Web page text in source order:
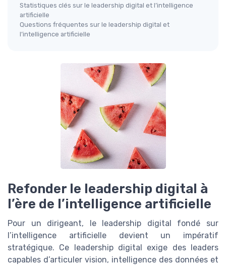
Statistiques clés sur le leadership digital et l’intelligence
artificielle
Questions fréquentes sur le leadership digital et
l’intelligence artificielle
Refonder le leadership digital à
l’ère de l’intelligence artificielle
Pour un dirigeant, le leadership digital fondé sur
l’intelligence artificielle devient un impératif
stratégique. Ce leadership digital exige des leaders
capables d’articuler vision, intelligence des données et